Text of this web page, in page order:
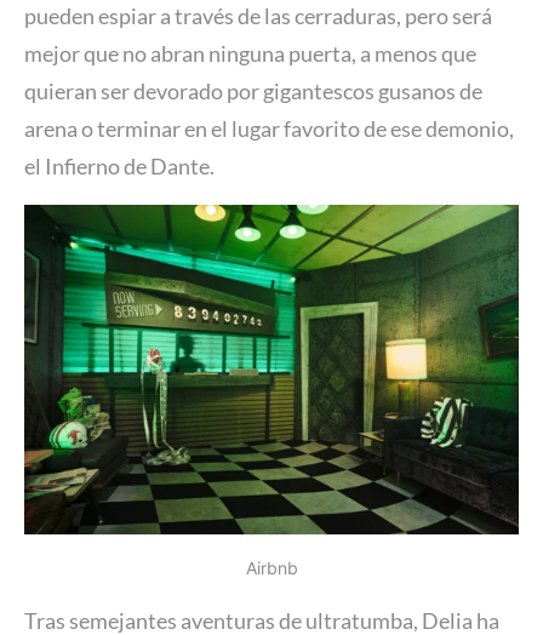
pueden espiar a través de las cerraduras, pero será
mejor que no abran ninguna puerta, a menos que
quieran ser devorado por gigantescos gusanos de
arena o terminar en el lugar favorito de ese demonio,
el Infierno de Dante.
Airbnb
Tras semejantes aventuras de ultratumba, Delia ha